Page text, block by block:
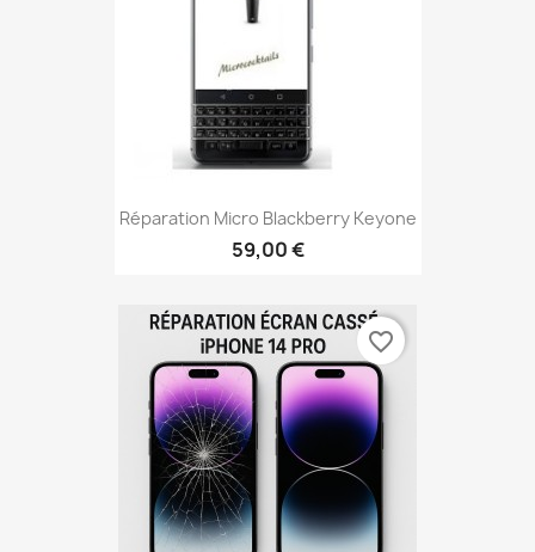
Réparation Micro Blackberry Keyone
59,00 €
favorite_border